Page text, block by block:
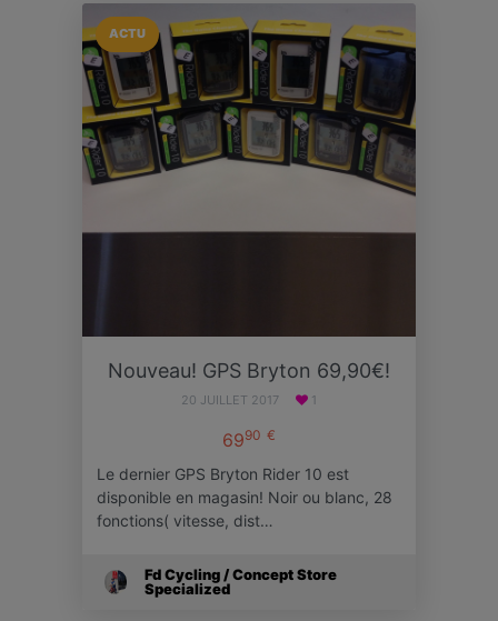
ACTU
Nouveau! GPS Bryton 69,90€!
20 JUILLET 2017 1
6990 €
Le dernier GPS Bryton Rider 10 est
disponible en magasin! Noir ou blanc, 28
fonctions( vitesse, dist…
Fd Cycling / Concept Store
Specialized